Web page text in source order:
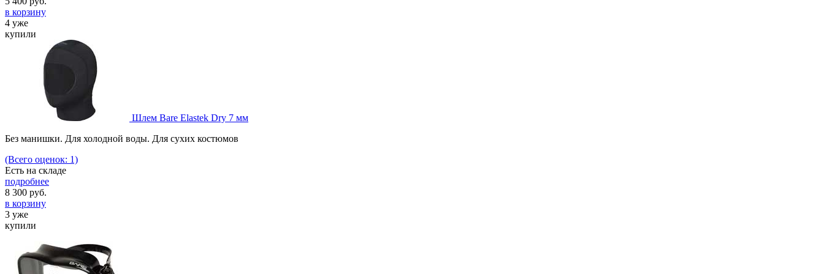
в корзину
4 уже
купили
Шлем Bare Elastek Dry 7 мм
Без манишки. Для холодной воды. Для сухих костюмов
(Всего оценок: 1)
Есть на складе
подробнее
8 300 руб.
в корзину
3 уже
купили